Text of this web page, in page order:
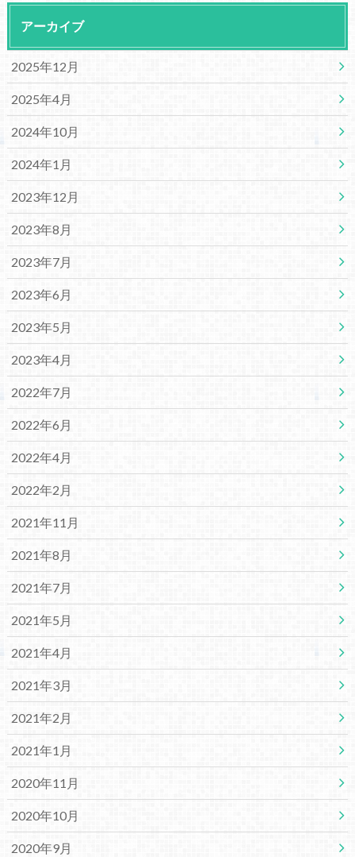
アーカイブ
2025年12月
2025年4月
2024年10月
2024年1月
2023年12月
2023年8月
2023年7月
2023年6月
2023年5月
2023年4月
2022年7月
2022年6月
2022年4月
2022年2月
2021年11月
2021年8月
2021年7月
2021年5月
2021年4月
2021年3月
2021年2月
2021年1月
2020年11月
2020年10月
2020年9月